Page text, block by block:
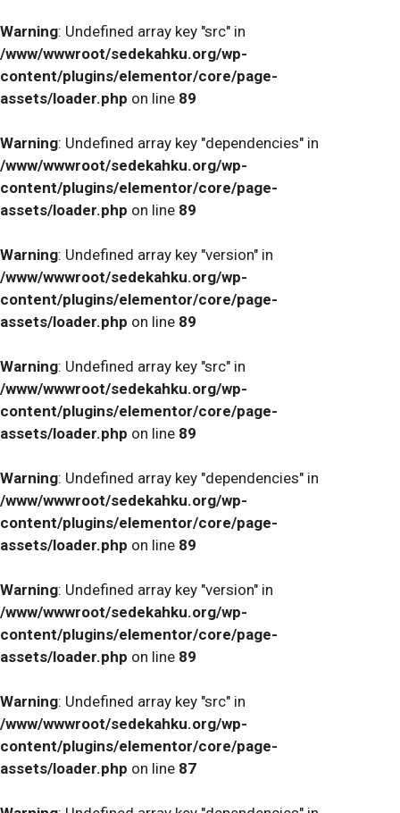
Warning: Undefined array key "src" in
/www/wwwroot/sedekahku.org/wp-
content/plugins/elementor/core/page-
assets/loader.php on line 89
Warning: Undefined array key "dependencies" in
/www/wwwroot/sedekahku.org/wp-
content/plugins/elementor/core/page-
assets/loader.php on line 89
Warning: Undefined array key "version" in
/www/wwwroot/sedekahku.org/wp-
content/plugins/elementor/core/page-
assets/loader.php on line 89
Warning: Undefined array key "src" in
/www/wwwroot/sedekahku.org/wp-
content/plugins/elementor/core/page-
assets/loader.php on line 89
Warning: Undefined array key "dependencies" in
/www/wwwroot/sedekahku.org/wp-
content/plugins/elementor/core/page-
assets/loader.php on line 89
Warning: Undefined array key "version" in
/www/wwwroot/sedekahku.org/wp-
content/plugins/elementor/core/page-
assets/loader.php on line 89
Warning: Undefined array key "src" in
/www/wwwroot/sedekahku.org/wp-
content/plugins/elementor/core/page-
assets/loader.php on line 87